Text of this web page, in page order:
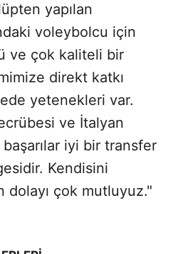
yapılan
voleybolcu için
ve çok kaliteli bir
direkt katkı
yetenekleri var.
ve İtalyan
başarılar iyi bir transfer
Kendisini
dolayı çok mutluyuz."